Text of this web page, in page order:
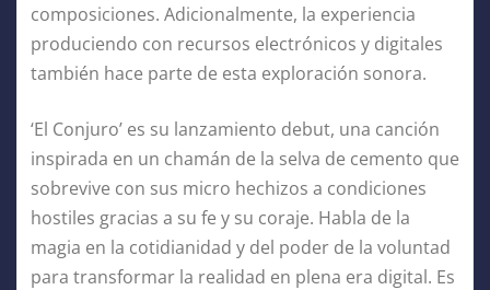
composiciones. Adicionalmente, la experiencia
produciendo con recursos electrónicos y digitales
también hace parte de esta exploración sonora.
‘El Conjuro’ es su lanzamiento debut, una canción
inspirada en un chamán de la selva de cemento que
sobrevive con sus micro hechizos a condiciones
hostiles gracias a su fe y su coraje. Habla de la
magia en la cotidianidad y del poder de la voluntad
para transformar la realidad en plena era digital. Es